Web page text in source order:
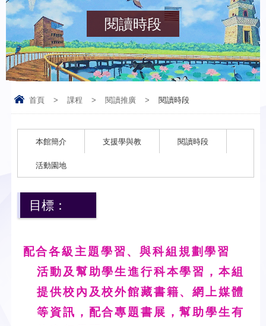
閱讀時段
首頁 > 課程 > 閱讀推廣 > 閱讀時段
本館簡介 支援學與教 閱讀時段
活動園地
目標：
配合各級主題學習、與科組規劃學習
活動及幫助學生進行科本學習，本組
提供校內及校外館藏書籍、網上媒體
等資訊，配合專題書展，幫助學生有